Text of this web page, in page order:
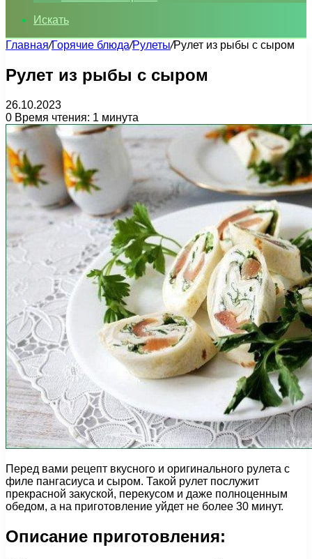
Искать
Главная/Горячие блюда/Рулеты/Рулет из рыбы с сыром
Рулет из рыбы с сыром
26.10.2023
0 Время чтения: 1 минута
Перед вами рецепт вкусного и оригинального рулета с
филе пангасиуса и сыром. Такой рулет послужит
прекрасной закуской, перекусом и даже полноценным
обедом, а на приготовление уйдет не более 30 минут.
Описание приготовления: